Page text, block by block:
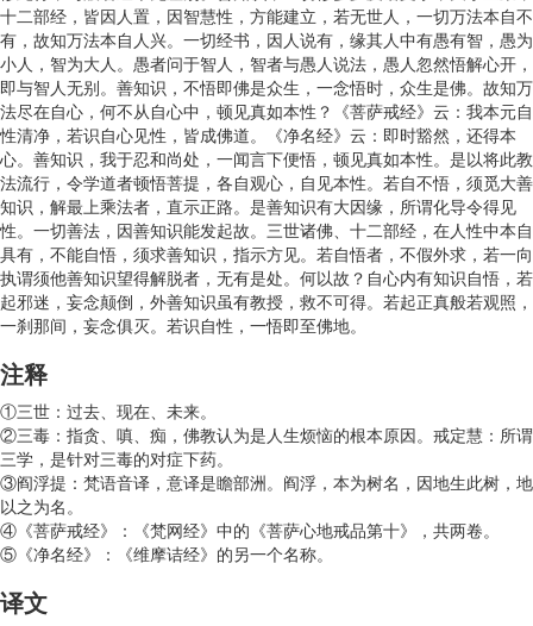
十二部经，皆因人置，因智慧性，方能建立，若无世人，一切万法本自不
有，故知万法本自人兴。一切经书，因人说有，缘其人中有愚有智，愚为
小人，智为大人。愚者问于智人，智者与愚人说法，愚人忽然悟解心开，
即与智人无别。善知识，不悟即佛是众生，一念悟时，众生是佛。故知万
法尽在自心，何不从自心中，顿见真如本性？《菩萨戒经》云：我本元自
性清净，若识自心见性，皆成佛道。《净名经》云：即时豁然，还得本
心。善知识，我于忍和尚处，一闻言下便悟，顿见真如本性。是以将此教
法流行，令学道者顿悟菩提，各自观心，自见本性。若自不悟，须觅大善
知识，解最上乘法者，直示正路。是善知识有大因缘，所谓化导令得见
性。一切善法，因善知识能发起故。三世诸佛、十二部经，在人性中本自
具有，不能自悟，须求善知识，指示方见。若自悟者，不假外求，若一向
执谓须他善知识望得解脱者，无有是处。何以故？自心内有知识自悟，若
起邪迷，妄念颠倒，外善知识虽有教授，救不可得。若起正真般若观照，
一刹那间，妄念俱灭。若识自性，一悟即至佛地。
注释
①三世：过去、现在、未来。
②三毒：指贪、嗔、痴，佛教认为是人生烦恼的根本原因。戒定慧：所谓
三学，是针对三毒的对症下药。
③阎浮提：梵语音译，意译是瞻部洲。阎浮，本为树名，因地生此树，地
以之为名。
④《菩萨戒经》：《梵网经》中的《菩萨心地戒品第十》，共两卷。
⑤《净名经》：《维摩诘经》的另一个名称。
译文